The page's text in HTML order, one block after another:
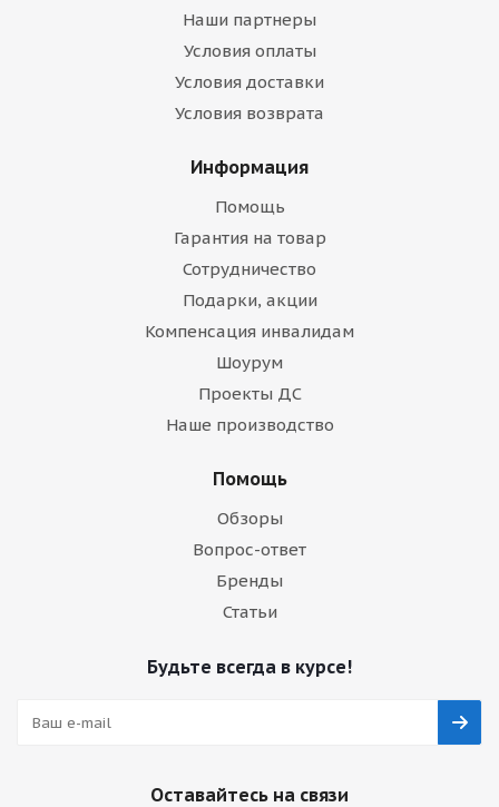
Наши партнеры
Условия оплаты
Условия доставки
Условия возврата
Информация
Помощь
Гарантия на товар
Сотрудничество
Подарки, акции
Компенсация инвалидам
Шоурум
Проекты ДС
Наше производство
Помощь
Обзоры
Вопрос-ответ
Бренды
Статьи
Будьте всегда в курсе!
Оставайтесь на связи